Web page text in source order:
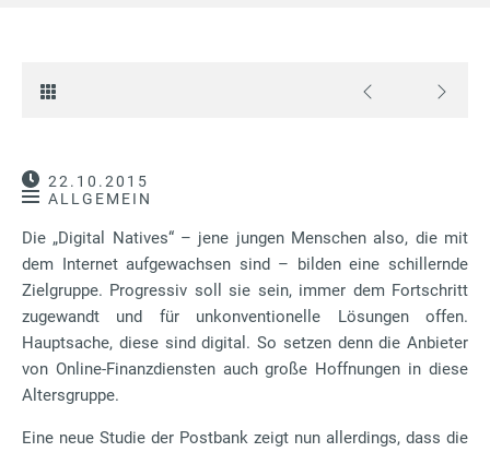
22.10.2015
ALLGEMEIN
Die „Digital Natives“ – jene jungen Menschen also, die mit
dem Internet aufgewachsen sind – bilden eine schillernde
Zielgruppe. Progressiv soll sie sein, immer dem Fortschritt
zugewandt und für unkonventionelle Lösungen offen.
Hauptsache, diese sind digital. So setzen denn die Anbieter
von Online-Finanzdiensten auch große Hoffnungen in diese
Altersgruppe.
Eine neue Studie der Postbank zeigt nun allerdings, dass die